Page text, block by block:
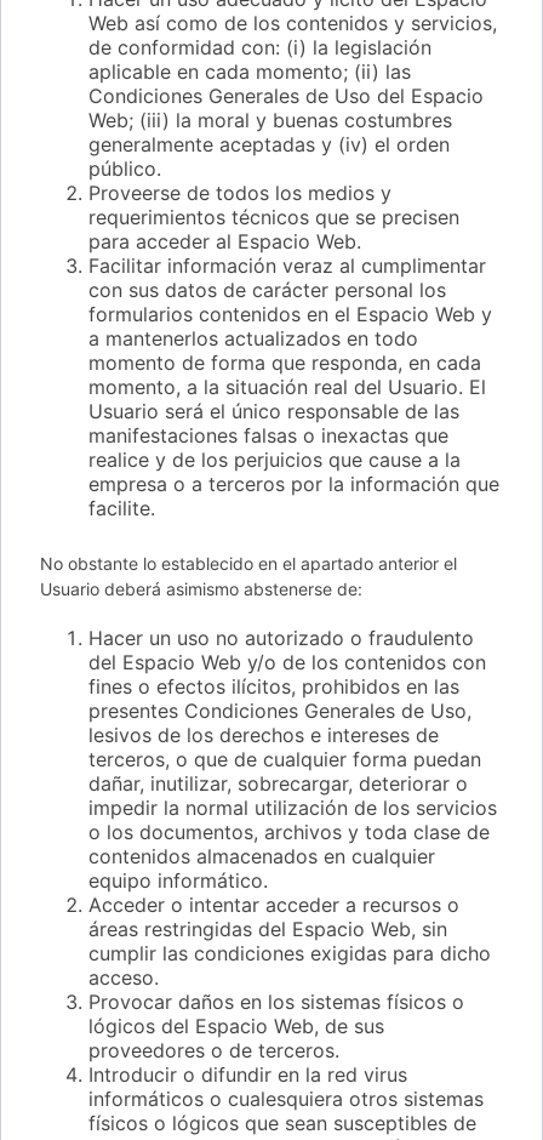
Web así como de los contenidos y servicios,
de conformidad con: (i) la legislación
aplicable en cada momento; (ii) las
Condiciones Generales de Uso del Espacio
Web; (iii) la moral y buenas costumbres
generalmente aceptadas y (iv) el orden
público.
Proveerse de todos los medios y
requerimientos técnicos que se precisen
para acceder al Espacio Web.
Facilitar información veraz al cumplimentar
con sus datos de carácter personal los
formularios contenidos en el Espacio Web y
a mantenerlos actualizados en todo
momento de forma que responda, en cada
momento, a la situación real del Usuario. El
Usuario será el único responsable de las
manifestaciones falsas o inexactas que
realice y de los perjuicios que cause a la
empresa o a terceros por la información que
facilite.
No obstante lo establecido en el apartado anterior el
Usuario deberá asimismo abstenerse de:
Hacer un uso no autorizado o fraudulento
del Espacio Web y/o de los contenidos con
fines o efectos ilícitos, prohibidos en las
presentes Condiciones Generales de Uso,
lesivos de los derechos e intereses de
terceros, o que de cualquier forma puedan
dañar, inutilizar, sobrecargar, deteriorar o
impedir la normal utilización de los servicios
o los documentos, archivos y toda clase de
contenidos almacenados en cualquier
equipo informático.
Acceder o intentar acceder a recursos o
áreas restringidas del Espacio Web, sin
cumplir las condiciones exigidas para dicho
acceso.
Provocar daños en los sistemas físicos o
lógicos del Espacio Web, de sus
proveedores o de terceros.
Introducir o difundir en la red virus
informáticos o cualesquiera otros sistemas
físicos o lógicos que sean susceptibles de